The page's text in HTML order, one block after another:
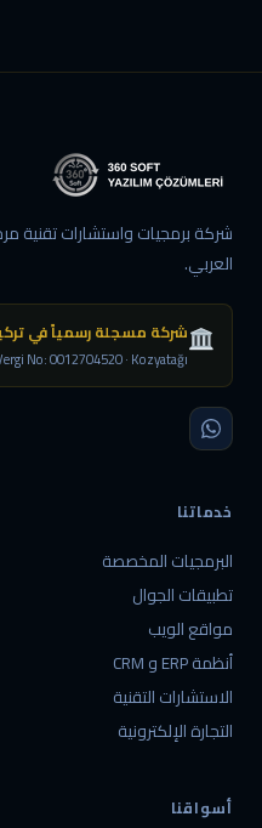
شركة برمجيات واستشارات تقنية
العربي.
شركة مسجلة رسمياً في
No: 0012704520 · Kozyatağı
خدماتنا
البرمجيات المخصصة
تطبيقات الجوال
مواقع الويب
أنظمة ERP و CRM
الاستشارات التقنية
التجارة الإلكترونية
أسواقنا